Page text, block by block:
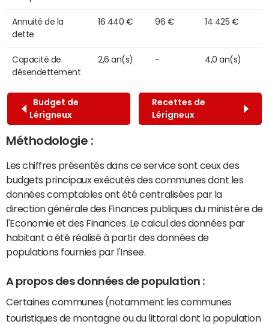
Annuité de la
dette
16 440 € 96 € 14 425 €
Capacité de
désendettement
2,6 an(s) - 4,0 an(s)
Budget de
Lérigneux
Recettes de
Lérigneux
Méthodologie :
Les chiffres présentés dans ce service sont ceux des
budgets principaux exécutés des communes dont les
données comptables ont été centralisées par la
direction générale des Finances publiques du ministère de
l'Economie et des Finances. Le calcul des données par
habitant a été réalisé à partir des données de
populations fournies par l'Insee.
A propos des données de population :
Certaines communes (notamment les communes
touristiques de montagne ou du littoral dont la population